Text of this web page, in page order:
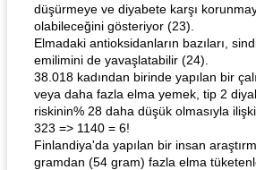
Angela's Awesome Enchiladas Pop's
düşürmeye ve diyabete karşı
olabileceğini gösteriyor (23).
Elmadaki antioksidanların bazıları,
emilimini de yavaşlatabilir (24).
38.018 kadından birinde yapılan bir
veya daha fazla elma yemek, tip 2
riskinin% 28 daha düşük olmasıyla
323 => 1140 = 6!
Finlandiya'da yapılan bir insan
gramdan (54 gram) fazla elma